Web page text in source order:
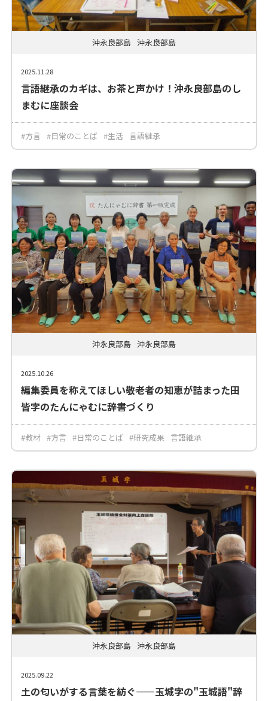
沖永良部島 沖永良部島
2025.11.28
言語継承のカギは、お茶と声かけ！沖永良部島のし
まむに座談会
#方言 #日常のことば #生活 言語継承
沖永良部島 沖永良部島
2025.10.26
編集委員を称えてほしい――敬老者の知恵が詰まった田
皆字のたんにゃむに辞書づくり
#教材 #方言 #日常のことば #研究成果 言語継承
沖永良部島 沖永良部島
2025.09.22
土の匂いがする言葉を紡ぐ——玉城字の"玉城語"辞